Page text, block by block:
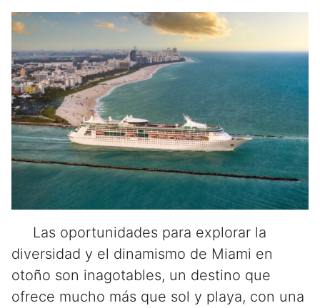
Las oportunidades para explorar la
diversidad y el dinamismo de Miami en
otoño son inagotables, un destino que
ofrece mucho más que sol y playa, con una